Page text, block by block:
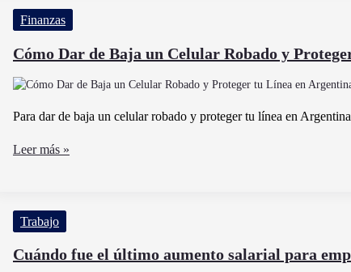
pensiones
para
madre
siete
hijos
Argentina
Finanzas
Cómo Dar de Baja un Celular Robado y
Para dar de baja un celular robado y proteger tu línea en
Cómo
Baja
un
Celular
Leer más »
Trabajo
Cuándo fue el último aumento salarial para